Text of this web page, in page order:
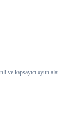
vekapsayıcı oyun